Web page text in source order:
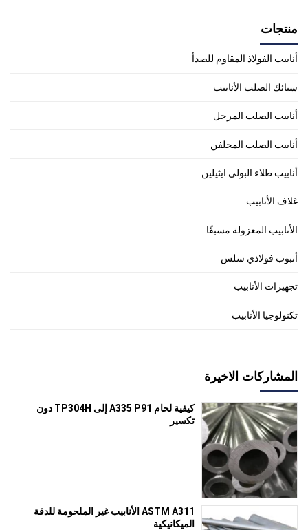
منتجات
أنابيب الفولاذ المقاوم للصدأ
سبائك الصلب الأنابيب
أنابيب الصلب المرجل
أنابيب الصلب المجلفن
أنابيب طلاء البولي ايثيلين
غلاف الأنابيب
الأنابيب المعزولة مسبقًا
أنبوب فولاذي سلس
تجهيزات الأنابيب
تكنولوجيا الأنابيب
المشاركات الاخيرة
كيفية لحام A335 P91 إلى TP304H دون
تكسير
ASTM A311 الأنابيب غير الملحومة للدقة
الميكانيكية